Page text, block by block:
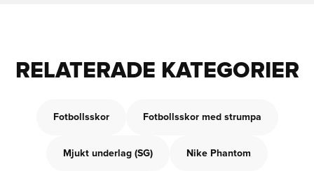
RELATERADE KATEGORIER
Fotbollsskor Fotbollsskor med strumpa
Mjukt underlag (SG) Nike Phantom